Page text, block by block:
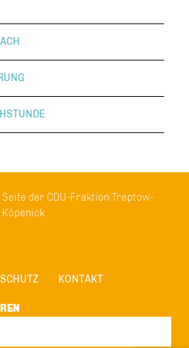
Seite der CDU-Fraktion Treptow-
Köpenick
KONTAKT